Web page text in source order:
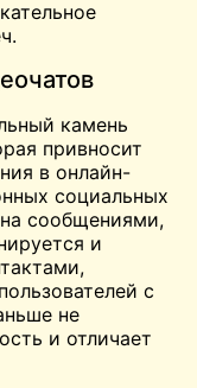
камень
привносит
в онлайн-
социальных
сообщениями,
и
с
не
и отличает